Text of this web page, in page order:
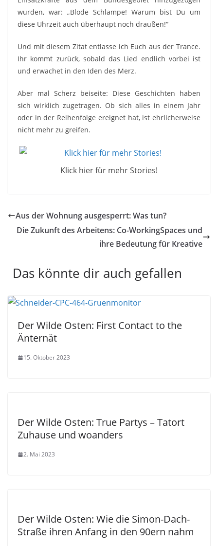
wurden, war: „Blöde Schlampe! Warum bist Du um
diese Uhrzeit auch überhaupt noch draußen!“
Und mit diesem Zitat entlasse ich Euch aus der Trance.
Ihr kommt zurück, sobald das Lied endlich vorbei ist
und erwachet in den Iden des Merz.
Aber mal Scherz beiseite: Diese Geschichten haben
sich wirklich zugetragen. Ob sich alles in einem Jahr
oder in der Reihenfolge ereignet hat, ist ehrlicherweise
nicht mehr zu greifen.
Klick hier für mehr Stories!
Aus der Wohnung ausgesperrt: Was tun?
Die Zukunft des Arbeitens: Co-WorkingSpaces und
ihre Bedeutung für Kreative
Das könnte dir auch gefallen
Der Wilde Osten: First Contact to the
Änternät
15. Oktober 2023
Der Wilde Osten: True Partys – Tatort
Zuhause und woanders
2. Mai 2023
Der Wilde Osten: Wie die Simon-Dach-
Straße ihren Anfang in den 90ern nahm